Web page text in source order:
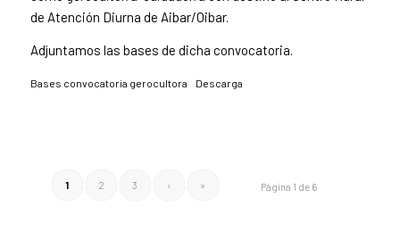
de Atención Diurna de Aibar/Oibar.
Adjuntamos las bases de dicha convocatoria.
Bases convocatoria gerocultora Descarga
Página 1 de 6
1 2 3 › »